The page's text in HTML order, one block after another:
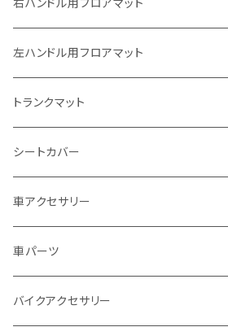
スズキ
カワサキ
BMW
ドゥカティ - Ducati
トライアンフ
アプリリア - APRILIA
右ハンドル用フロアマット
トヨタ
日産
ホンダ
スズキ
マツダ
ミツビシ
左ハンドル用フロアマット
トヨタ
日産
ホンダ
スズキ
マツダ
トランクマット
シートカバー
車アクセサリー
トヨタ
日産
車パーツ
ボンネット
バイクアクセサリー